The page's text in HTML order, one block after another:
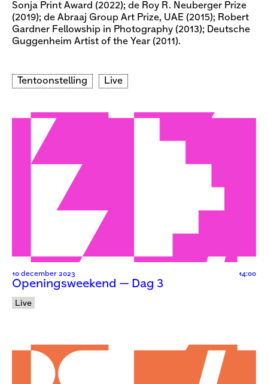
Sonja Print Award (2022); de Roy R. Neuberger Prize
(2019); de Abraaj Group Art Prize, UAE (2015); Robert
Gardner Fellowship in Photography (2013); Deutsche
Guggenheim Artist of the Year (2011).
Tentoonstelling Live
10 december 2023 14:00
Openingsweekend — Dag 3
Live